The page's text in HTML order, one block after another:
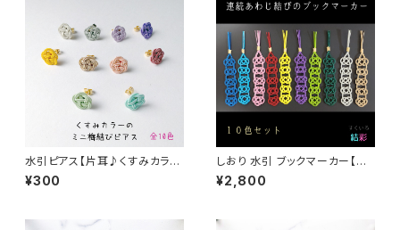
水引ピアス【片耳♪くすみカラー
のミニ梅結び】サージカルステン
レス使用※片耳１個の価格です
¥300
しおり 水引 ブックマーカー【連
続あわじ結び10本セット】 ノベ
ルティ 販促品
¥2,800